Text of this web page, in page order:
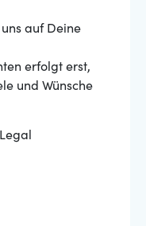
auf Deine
erfolgt erst,
und Wünsche